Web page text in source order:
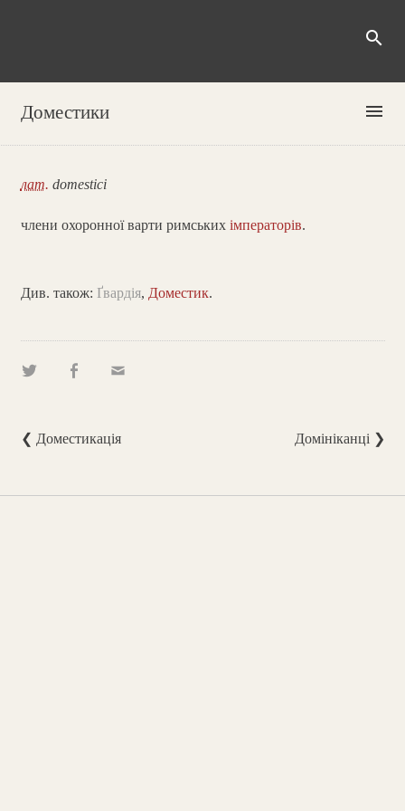
search
Доместики menu
лат. domestici
члени охоронної варти римських імператорів.
Див. також: Ґвардія, Доместик.
❮ Доместикація Домініканці ❯